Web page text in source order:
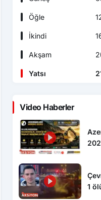
Öğle
İkindi
Akşam
Yatsı
Video Haberler
1